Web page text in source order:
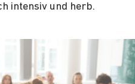
intensiv und herb.